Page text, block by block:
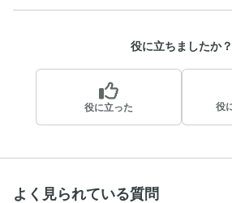
役に立ちましたか？
役に立った 役
よく見られている質問